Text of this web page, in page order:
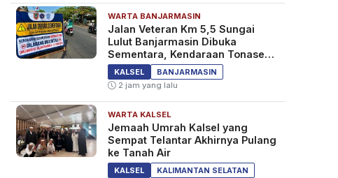
WARTA BANJARMASIN
Jalan Veteran Km 5,5 Sungai
Lulut Banjarmasin Dibuka
Sementara, Kendaraan Tonase
Besar Dilarang
KALSEL
BANJARMASIN
2 jam yang lalu
WARTA KALSEL
Jemaah Umrah Kalsel yang
Sempat Telantar Akhirnya Pulang
ke Tanah Air
KALSEL
KALIMANTAN SELATAN